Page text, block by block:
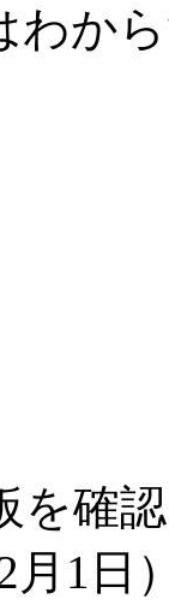
わか
を確
月1日